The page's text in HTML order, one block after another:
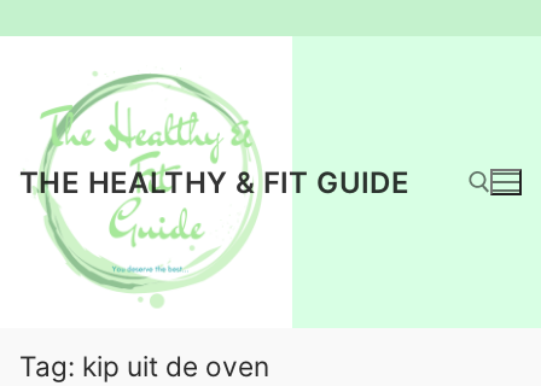
inhoud
THE HEALTHY & FIT GUIDE
Tag: kip uit de oven